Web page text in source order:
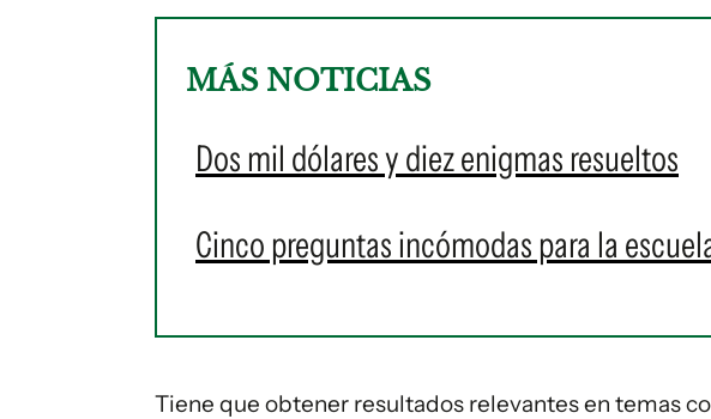
MÁS NOTICIAS
Dos mil dólares y diez enigmas resueltos
Cinco preguntas incómodas para la
Tiene que obtener resultados relevantes en temas